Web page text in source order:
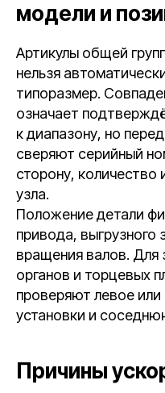
модели и
Артикулы общей
нельзя
типоразмер.
означает
к диапазону, но
сверяют серийный
сторону,
узла.
Положение детали
привода, выгрузного
вращения валов. Для
органов и торцевых
проверяют левое или
установки и
Причины